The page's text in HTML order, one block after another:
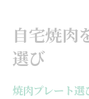
煙を抑え
焼肉
自宅焼肉
選び
焼肉プレート